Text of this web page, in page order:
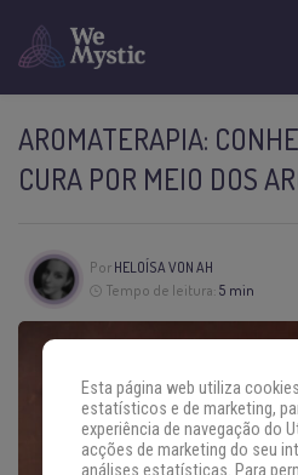
AROMATERAPIA:
CURA POR MEIO DOS
Por HELOÍSA VON AH
Tempo de leitura: 5 min
Esta página web utiliza
estatísticos e de marketing,
experiência de navegação do
acções de marketing do seu